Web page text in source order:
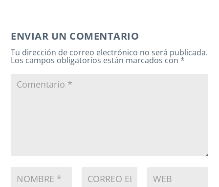
ENVIAR UN COMENTARIO
Tu dirección de correo electrónico no será publicada.
Los campos obligatorios están marcados con*